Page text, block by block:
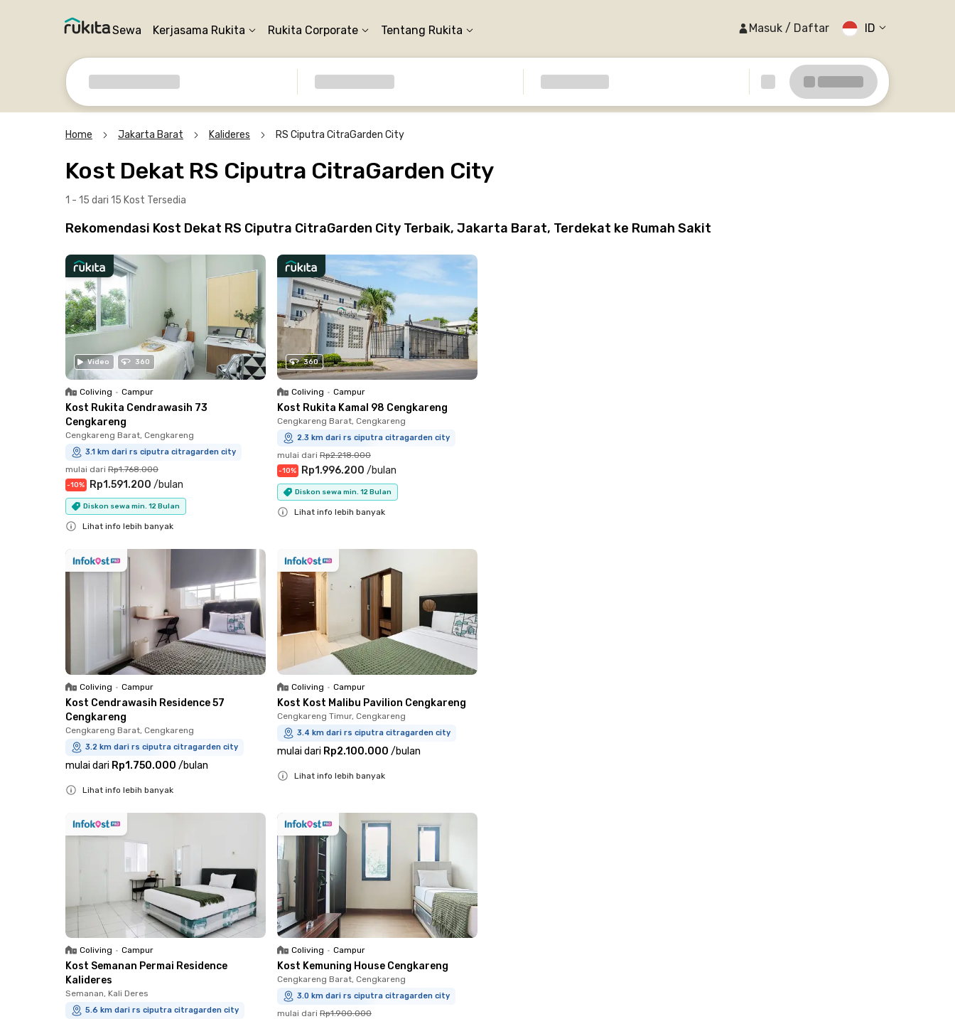
Sewa Kerjasama Rukita Rukita Corporate Tentang Rukita Masuk / Daftar ID
Home Jakarta Barat Kalideres RS Ciputra CitraGarden City
Kost Dekat RS Ciputra CitraGarden City
1 - 15 dari 15 Kost Tersedia
Rekomendasi Kost Dekat RS Ciputra CitraGarden City Terbaik, Jakarta Barat, Terdekat ke Rumah Sakit
Video 360
Coliving • Campur
Kost Rukita Cendrawasih 73
Cengkareng
Cengkareng Barat, Cengkareng
3.1 km dari rs ciputra citragarden city
mulai dari Rp1.768.000
-10% Rp1.591.200 /bulan
Diskon sewa min. 12 Bulan
Lihat info lebih banyak
360
Coliving • Campur
Kost Rukita Kamal 98 Cengkareng
Cengkareng Barat, Cengkareng
2.3 km dari rs ciputra citragarden city
mulai dari Rp2.218.000
-10% Rp1.996.200 /bulan
Diskon sewa min. 12 Bulan
Lihat info lebih banyak
Coliving • Campur
Kost Cendrawasih Residence 57
Cengkareng
Cengkareng Barat, Cengkareng
3.2 km dari rs ciputra citragarden city
mulai dari Rp1.750.000 /bulan
Lihat info lebih banyak
Coliving • Campur
Kost Kost Malibu Pavilion Cengkareng
Cengkareng Timur, Cengkareng
3.4 km dari rs ciputra citragarden city
mulai dari Rp2.100.000 /bulan
Lihat info lebih banyak
Coliving • Campur
Kost Semanan Permai Residence
Kalideres
Semanan, Kali Deres
5.6 km dari rs ciputra citragarden city
Coliving • Campur
Kost Kemuning House Cengkareng
Cengkareng Barat, Cengkareng
3.0 km dari rs ciputra citragarden city
mulai dari Rp1.900.000